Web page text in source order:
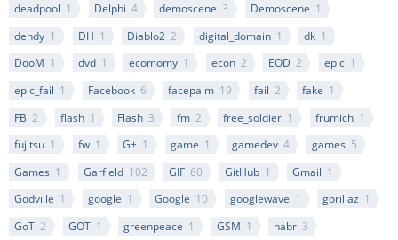
deadpool 1 Delphi 4 demoscene 3 Demoscene 1
dendy 1 DH 1 Diablo2 2 digital_domain 1 dk 1
DooM 1 dvd 1 ecomomy 1 econ 2 EOD 2 epic 1
epic_fail 1 Facebook 6 facepalm 19 fail 2 fake 1
FB 2 flash 1 Flash 3 fm 2 free_soldier 1 frumich 1
fujitsu 1 fw 1 G+ 1 game 1 gamedev 4 games 5
Games 1 Garfield 102 GIF 60 GitHub 1 Gmail 1
Godville 1 google 1 Google 10 googlewave 1 gorillaz 1
GoT 2 GOT 1 greenpeace 1 GSM 1 habr 3